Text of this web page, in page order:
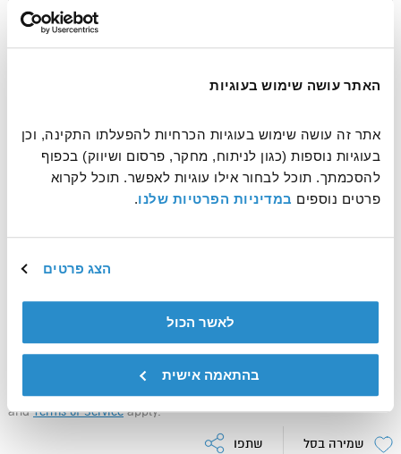
האתר עושה שימוש בעוגיות
פרטים נוספים במדיניות הפרטיות שלנו.
הצג פרטים
לאשר הכול
בהתאמה אישית
עוד משהו שחשוב שנדע?
פעילות ההתנדבות הינה באחריותו הבלעדית של המתנדב
This site is protected by reCAPTCHA and the GooglePrivacy Policy
andTerms of Serviceapply.
שמירה בסל שתפו